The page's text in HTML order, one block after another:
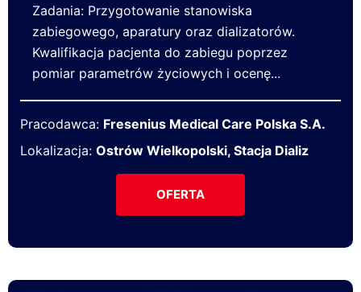
Zadania: Przygotowanie stanowiska
zabiegowego, aparatury oraz dializatorów.
Kwalifikacja pacjenta do zabiegu poprzez
pomiar parametrów życiowych i ocenę...
Pracodawca: Fresenius Medical Care Polska S.A.
Lokalizacja: Ostrów Wielkopolski, Stacja Dializ
OFERTA